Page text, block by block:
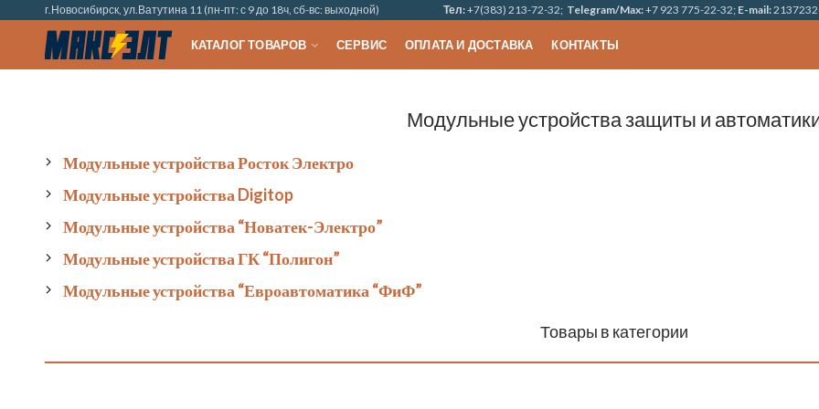
г.Новосибирск, ул.Ватутина 11 (пн-пт: с 9 до 18ч, сб-вс: выходной) Тел:+7(383) 213-72-32; Telegram/Max:+7 923 775-22-32; E-mail:
КАТАЛОГ ТОВАРОВ СЕРВИС ОПЛАТА И ДОСТАВКА КОНТАКТЫ
Модульные устройства защиты и
Модульные устройства Росток Электро
Модульные устройства Digitop
Модульные устройства “Новатек-Электро”
Модульные устройства ГК “Полигон”
Модульные устройства “Евроавтоматика “ФиФ”
Товары в категории